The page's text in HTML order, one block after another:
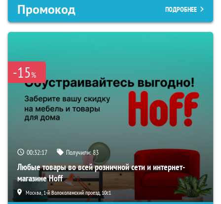
Промокод ПОДРОБНЕЕ
-15%
00:32:16 Получили:83
Любые товары во всей розничной сети и интернет-
магазине Hoff
Москва, 1-й Волоколамский проезд, 10с1